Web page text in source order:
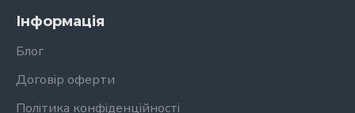
Інформація
Блог
Договір оферти
Політика конфіденційності